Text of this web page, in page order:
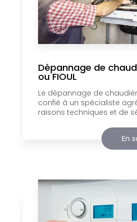
Dépannage de
ou FIOUL
Le dépannage de
confié à un spécialiste
raisons techniques et de
En